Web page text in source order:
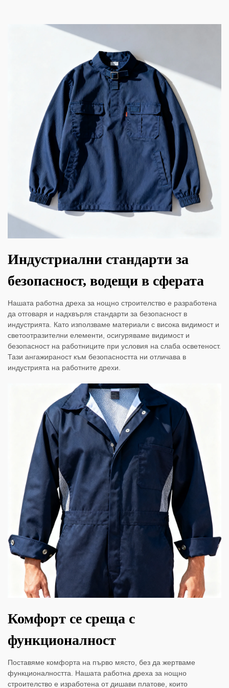
Индустриални стандарти за
безопасност, водещи в сферата
Нашата работна дреха за нощно строителство е разработена
да отговаря и надхвърля стандарти за безопасност в
индустрията. Като използваме материали с висока видимост и
светоотразителни елементи, осигуряваме видимост и
безопасност на работниците при условия на слаба осветеност.
Тази ангажираност към безопасността ни отличава в
индустрията на работните дрехи.
Комфорт се среща с
функционалност
Поставяме комфорта на първо място, без да жертваме
функционалността. Нашата работна дреха за нощно
строителство е изработена от дишави платове, които